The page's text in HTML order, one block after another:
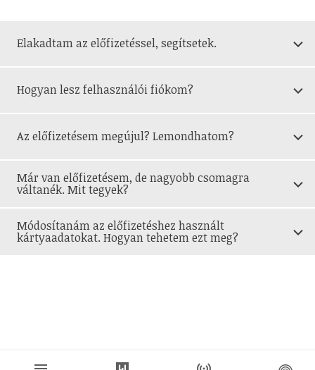
Elakadtam az előfizetéssel, segítsetek. chevron_down
Hogyan lesz felhasználói fiókom? chevron_down
Az előfizetésem megújul? Lemondhatom? chevron_down
Már van előfizetésem, de nagyobb csomagra
váltanék. Mit tegyek? chevron_down
Módosítanám az előfizetéshez használt
kártyaadatokat. Hogyan tehetem ezt meg? chevron_down